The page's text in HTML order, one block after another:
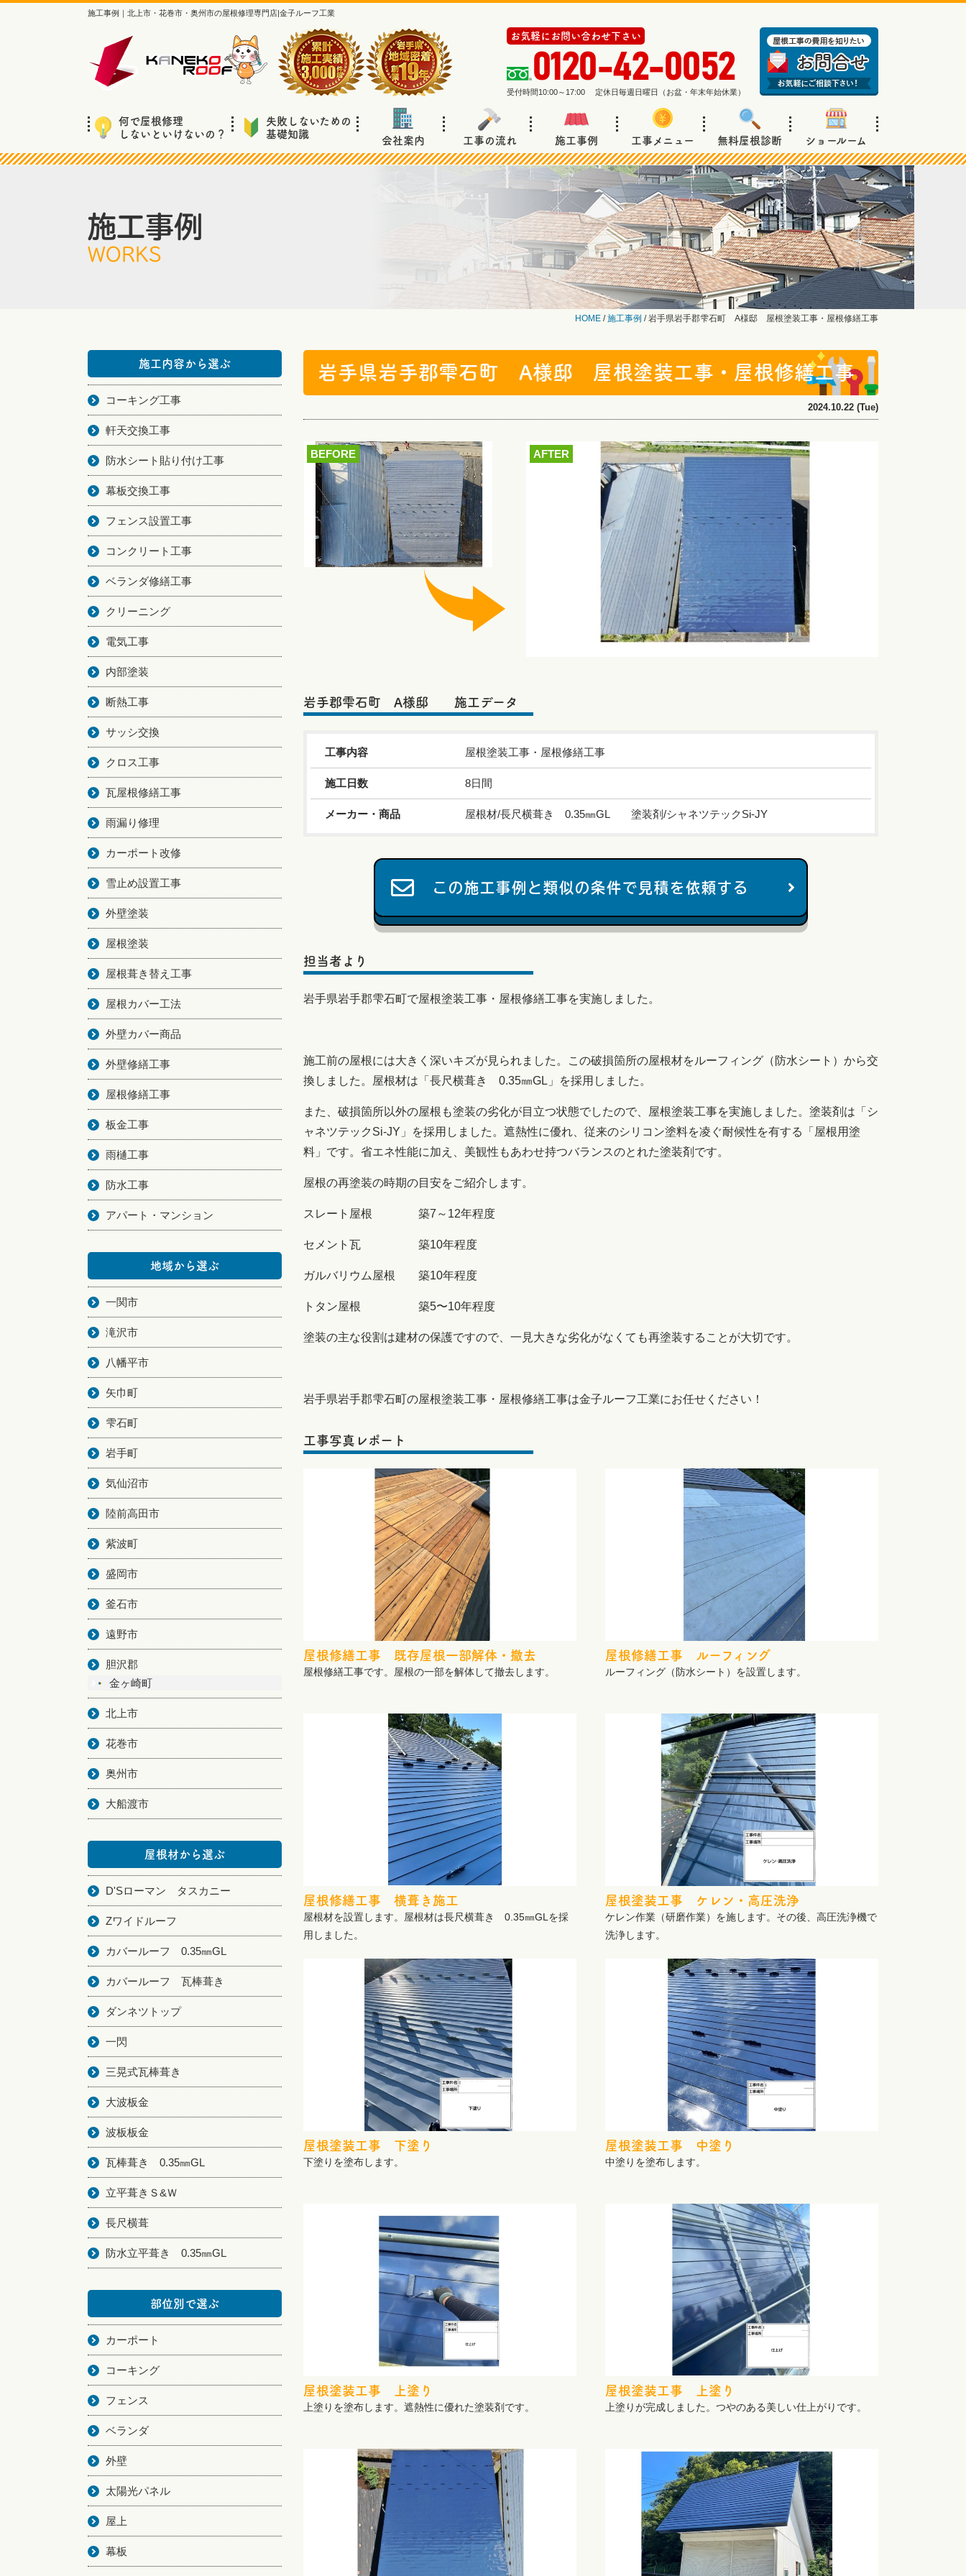
施工事例｜北上市・花巻市・奥州市の屋根修理専門店|金子ルーフ工業
お気軽にお問い合わせ下さい
0120-42-0052
受付時間10:00～17:00 定休日毎週日曜日（お盆・年末年始休業）
何で屋根修理
しないといけないの？
失敗しないための
基礎知識
会社案内 工事の流れ 施工事例 工事メニュー 無料屋根診断 ショールーム
施工事例
WORKS
HOME /施工事例 /岩手県岩手郡雫石町 A様邸 屋根塗装工事・屋根修繕工事
岩手県岩手郡雫石町 A様邸 屋根塗装工事・屋根修繕工事
2024.10.22 (Tue)
BEFORE AFTER
岩手郡雫石町 A様邸 施工データ
工事内容 屋根塗装工事・屋根修繕工事
施工日数 8日間
メーカー・商品 屋根材/長尺横葺き 0.35㎜GL 塗装剤/シャネツテックSi-JY
この施工事例と類似の条件で見積を依頼する
担当者より
岩手県岩手郡雫石町で屋根塗装工事・屋根修繕工事を実施しました。
施工前の屋根には大きく深いキズが見られました。この破損箇所の屋根材をルーフィング（防水シート）から交
換しました。屋根材は「長尺横葺き 0.35㎜GL」を採用しました。
また、破損箇所以外の屋根も塗装の劣化が目立つ状態でしたので、屋根塗装工事を実施しました。塗装剤は「シ
ャネツテックSi-JY」を採用しました。遮熱性に優れ、従来のシリコン塗料を凌ぐ耐候性を有する「屋根用塗
料」です。省エネ性能に加え、美観性もあわせ持つバランスのとれた塗装剤です。
屋根の再塗装の時期の目安をご紹介します。
スレート屋根 築7～12年程度
セメント瓦 築10年程度
ガルバリウム屋根 築10年程度
トタン屋根 築5〜10年程度
塗装の主な役割は建材の保護ですので、一見大きな劣化がなくても再塗装することが大切です。
岩手県岩手郡雫石町の屋根塗装工事・屋根修繕工事は金子ルーフ工業にお任せください！
工事写真レポート
屋根修繕工事 既存屋根一部解体・撤去
屋根修繕工事です。屋根の一部を解体して撤去します。
屋根修繕工事 ルーフィング
ルーフィング（防水シート）を設置します。
屋根修繕工事 横葺き施工
屋根材を設置します。屋根材は長尺横葺き 0.35㎜GLを採
用しました。
屋根塗装工事 ケレン・高圧洗浄
ケレン作業（研磨作業）を施します。その後、高圧洗浄機で
洗浄します。
屋根塗装工事 下塗り
下塗りを塗布します。
屋根塗装工事 中塗り
中塗りを塗布します。
屋根塗装工事 上塗り
上塗りを塗布します。遮熱性に優れた塗装剤です。
屋根塗装工事 上塗り
上塗りが完成しました。つやのある美しい仕上がりです。
施工内容から選ぶ
コーキング工事
軒天交換工事
防水シート貼り付け工事
幕板交換工事
フェンス設置工事
コンクリート工事
ベランダ修繕工事
クリーニング
電気工事
内部塗装
断熱工事
サッシ交換
クロス工事
瓦屋根修繕工事
雨漏り修理
カーポート改修
雪止め設置工事
外壁塗装
屋根塗装
屋根葺き替え工事
屋根カバー工法
外壁カバー商品
外壁修繕工事
屋根修繕工事
板金工事
雨樋工事
防水工事
アパート・マンション
地域から選ぶ
一関市
滝沢市
八幡平市
矢巾町
雫石町
岩手町
気仙沼市
陸前高田市
紫波町
盛岡市
釜石市
遠野市
胆沢郡
金ヶ崎町
北上市
花巻市
奥州市
大船渡市
屋根材から選ぶ
D'Sローマン タスカニー
Zワイドルーフ
カバールーフ 0.35㎜GL
カバールーフ 瓦棒葺き
ダンネツトップ
一閃
三晃式瓦棒葺き
大波板金
波板板金
瓦棒葺き 0.35㎜GL
立平葺きＳ&Ｗ
長尺横葺
防水立平葺き 0.35㎜GL
部位別で選ぶ
カーポート
コーキング
フェンス
ベランダ
外壁
太陽光パネル
屋上
幕板